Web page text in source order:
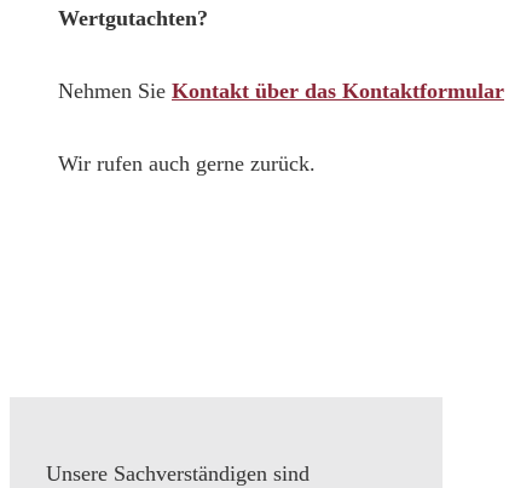
Wertgutachten?
Nehmen Sie Kontakt über das Kontaktformular
Wir rufen auch gerne zurück.
Unsere Sachverständigen sind